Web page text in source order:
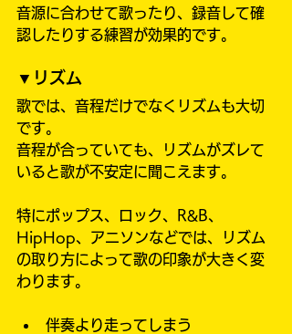
音源に合わせて歌ったり、録音して確
認したりする練習が効果的です。
▼リズム
歌では、音程だけでなくリズムも大切
です。
音程が合っていても、リズムがズレて
いると歌が不安定に聞こえます。
特にポップス、ロック、R&B、
HipHop、アニソンなどでは、リズム
の取り方によって歌の印象が大きく変
わります。
伴奏より走ってしまう